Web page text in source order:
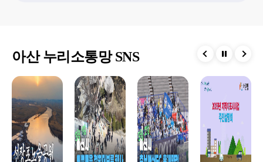
아산 누리소통망 SNS